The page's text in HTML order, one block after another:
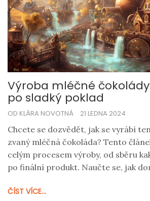
Výroba mléčné
po sladký poklad
OD KLÁRA NOVOTNÁ 21 LEDNA 2024
Chcete se dozvědět, jak se vyrábí
zvaný mléčná čokoláda? Tento
celým procesem výroby, od sběru
po finální produkt. Naučte se, jak
užitečné tipy, které vám pomohou
ČÍST VÍCE...